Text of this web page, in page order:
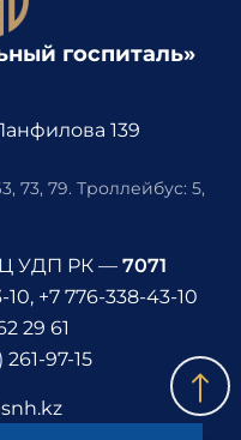
госпиталь»
139
73, 79. Троллейбус: 5,
УДП РК — 7071
10, +7 776-338-43-10
29 61
261-97-15